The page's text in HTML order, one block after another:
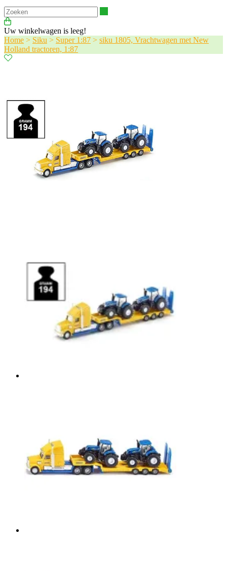
Uw winkelwagen is leeg!
Home > Siku > Super 1:87 > siku 1805, Vrachtwagen met New
Holland tractoren, 1:87